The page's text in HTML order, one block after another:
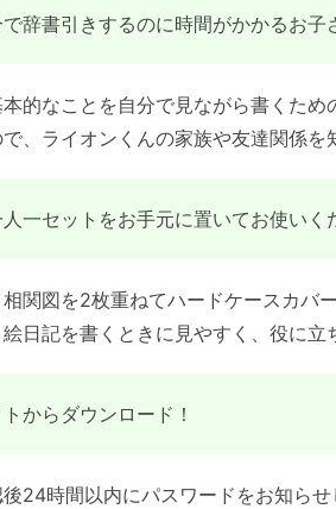
で辞書引きするのに時間がかかるお子
本的なことを自分で見ながら書くた
、ライオンくんの家族や友達関係を
一セットをお手元に置いてお使いく
関図を2枚重ねてハードケースカバ
日記を書くときに見やすく、役に立
からダウンロード！
24時間以内にパスワードをお知らせ